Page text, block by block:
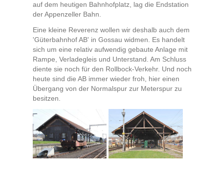
auf dem heutigen Bahnhofplatz, lag die Endstation
der Appenzeller Bahn.
Eine kleine Reverenz wollen wir deshalb auch dem
'Güterbahnhof AB' in Gossau widmen. Es handelt
sich um eine relativ aufwendig gebaute Anlage mit
Rampe, Verladegleis und Unterstand. Am Schluss
diente sie noch für den Rollbock-Verkehr. Und noch
heute sind die AB immer wieder froh, hier einen
Übergang von der Normalspur zur Meterspur zu
besitzen.